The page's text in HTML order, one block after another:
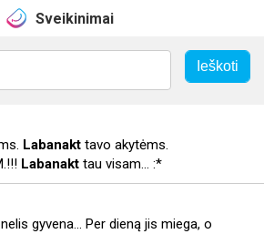
Sveikinimai
Labanakt tavo akytėms.
Labanakt tau visam... :*
gyvena... Per dieną jis miega, o